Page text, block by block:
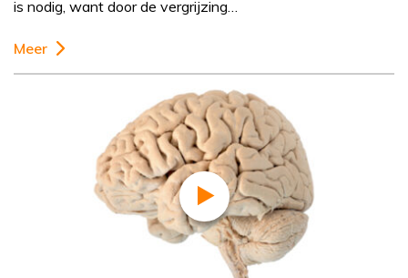
is nodig, want door de vergrijzing…
Meer